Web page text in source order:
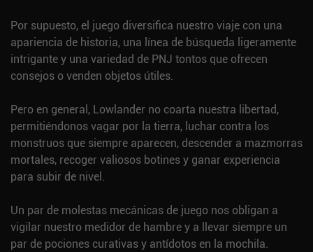
Por supuesto, el juego diversifica nuestro viaje con una
apariencia de historia, una línea de búsqueda ligeramente
intrigante y una variedad de PNJ tontos que ofrecen
consejos o venden objetos útiles.
Pero en general, Lowlander no coarta nuestra libertad,
permitiéndonos vagar por la tierra, luchar contra los
monstruos que siempre aparecen, descender a mazmorras
mortales, recoger valiosos botines y ganar experiencia
para subir de nivel.
Un par de molestas mecánicas de juego nos obligan a
vigilar nuestro medidor de hambre y a llevar siempre un
par de pociones curativas y antídotos en la mochila.